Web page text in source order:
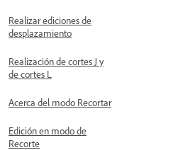
Realizar ediciones de
desplazamiento
Realización de cortes J y
de cortes L
Acerca del modo Recortar
Edición en modo de
Recorte